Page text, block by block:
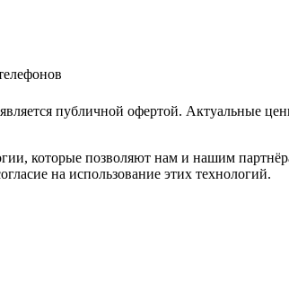
публичной офертой. Актуальные
которые позволяют нам и нашим
на использование этих технологий.